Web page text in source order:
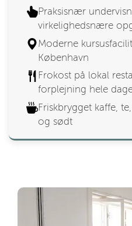
Praksisnær
virkelighedsnære
Moderne
København
Frokost på lokal
forplejning hele
Friskbrygget kaffe,
og sødt